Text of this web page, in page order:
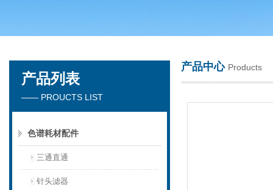
天津琛航科苑科技发展有限公司
产品列表
—— PROUCTS LIST
色谱耗材配件
三通直通
针头滤器
产品中心 Products